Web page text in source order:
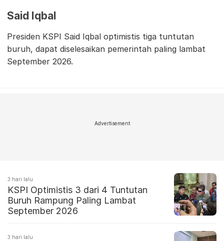
Said Iqbal
Presiden KSPI Said Iqbal optimistis tiga tuntutan
buruh, dapat diselesaikan pemerintah paling lambat
September 2026.
Advertisement
3 hari lalu
KSPI Optimistis 3 dari 4 Tuntutan
Buruh Rampung Paling Lambat
September 2026
3 hari lalu